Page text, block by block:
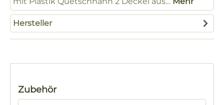
Hersteller
Produktgalerie überspringen
Zubehör